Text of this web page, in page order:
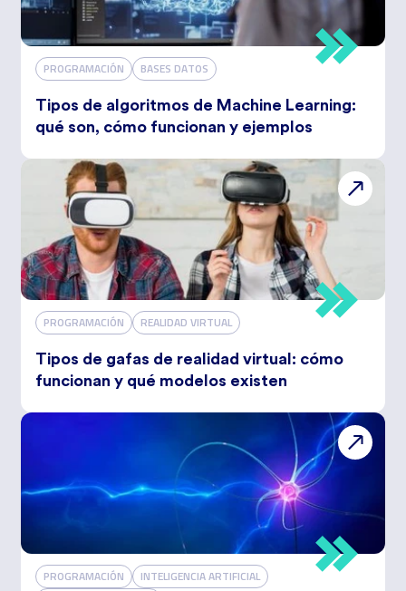
PROGRAMACIÓN BASES DATOS
Tipos de algoritmos de Machine Learning:
qué son, cómo funcionan y ejemplos
PROGRAMACIÓN REALIDAD VIRTUAL
Tipos de gafas de realidad virtual: cómo
funcionan y qué modelos existen
PROGRAMACIÓN
INTELIGENCIA ARTIFICIAL